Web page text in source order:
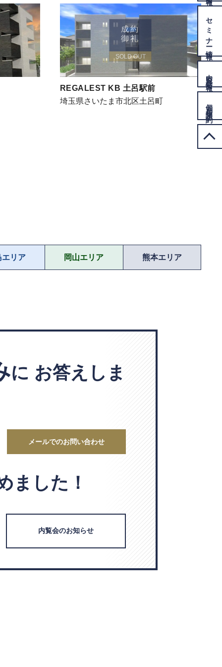
成約
御礼
SOLD OUT
REGALEST KB 土呂駅前
埼玉県さいたま市北区土呂町
エリア 岡山エリア 熊本エリア
に お答えしま
メールでのお問い合わせ
ました！
内覧会のお知らせ
セミナー
情報
情報
個別相談
予約